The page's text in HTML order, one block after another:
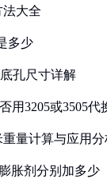
法大全
多少
孔尺寸详解
用3205或3505代
重量计算与应用
胀剂分别加多少